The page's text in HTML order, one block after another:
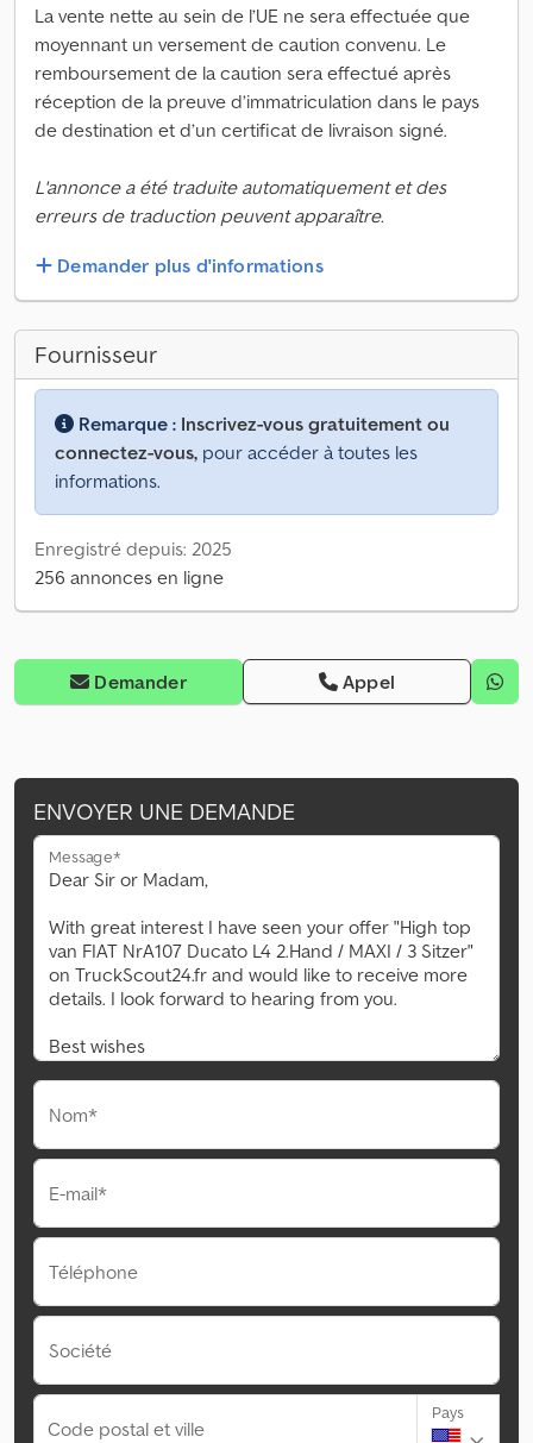
La vente nette au sein de l’UE ne sera effectuée que
moyennant un versement de caution convenu. Le
remboursement de la caution sera effectué après
réception de la preuve d’immatriculation dans le pays
de destination et d’un certificat de livraison signé.
L'annonce a été traduite automatiquement et des
erreurs de traduction peuvent apparaître.
Demander plus d'informations
Fournisseur
Remarque : Inscrivez-vous gratuitement ou
connectez-vous, pour accéder à toutes les
informations.
Enregistré depuis: 2025
256 annonces en ligne
Demander Appel
ENVOYER UNE DEMANDE
Message*
Nom*
E-mail*
Téléphone
Société
Code postal et ville
Pays